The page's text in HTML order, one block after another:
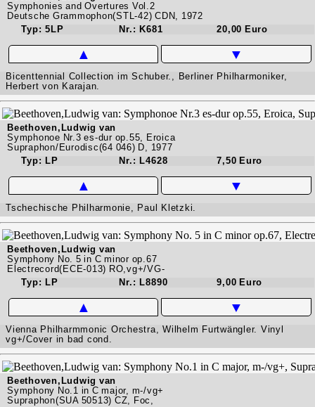
Symphonies and Overtures Vol.2
Deutsche Grammophon(STL-42) CDN, 1972
Typ: 5LP
Nr.: K681 20,00 Euro
▲ ▼
Bicenttennial Collection im Schuber., Berliner Philharmoniker,
Herbert von Karajan.
Beethoven,Ludwig van
Symphonoe Nr.3 es-dur op.55, Eroica
Supraphon/Eurodisc(64 046) D, 1977
Typ: LP
Nr.: L4628 7,50 Euro
▲ ▼
Tschechische Philharmonie, Paul Kletzki.
Beethoven,Ludwig van
Symphony No. 5 in C minor op.67
Electrecord(ECE-013) RO,vg+/VG-
Typ: LP
Nr.: L8890 9,00 Euro
▲ ▼
Vienna Philharmmonic Orchestra, Wilhelm Furtwängler. Vinyl
vg+/Cover in bad cond.
Beethoven,Ludwig van
Symphony No.1 in C major, m-/vg+
Supraphon(SUA 50513) CZ, Foc,